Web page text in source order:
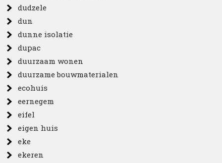
dudzele
dun
dunne isolatie
dupac
duurzaam wonen
duurzame bouwmaterialen
ecohuis
eernegem
eifel
eigen huis
eke
ekeren